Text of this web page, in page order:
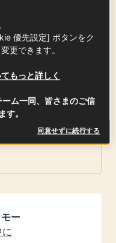
ー
優先設定] ボタンをク
更できます。
もっと詳しく
ム一同、皆さまのご信
す。
同意せずに続行する